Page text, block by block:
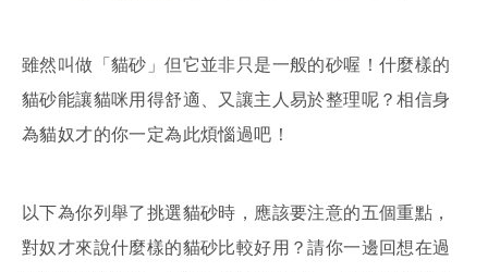
雖然叫做「貓砂」但它並非只是一般的砂喔！什麼樣的
貓砂能讓貓咪用得舒適、又讓主人易於整理呢？相信身
為貓奴才的你一定為此煩惱過吧！
以下為你列舉了挑選貓砂時，應該要注意的五個重點，
對奴才來說什麼樣的貓砂比較好用？請你一邊回想在過